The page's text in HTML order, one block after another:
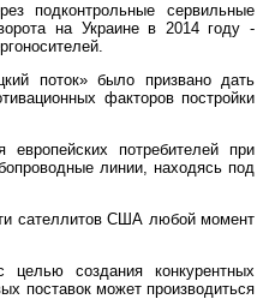
подконтрольные сервильные
на Украине в 2014 году -
поток» было призвано дать
факторов постройки
потребителей при
линии, находясь под
сателлитов США любой момент
создания конкурентных
поставок может производиться